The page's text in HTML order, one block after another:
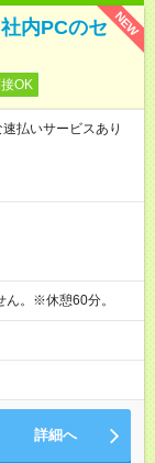
NEW
内PCのセ
OK
払いサービスあり
。※休憩60分。
詳細へ